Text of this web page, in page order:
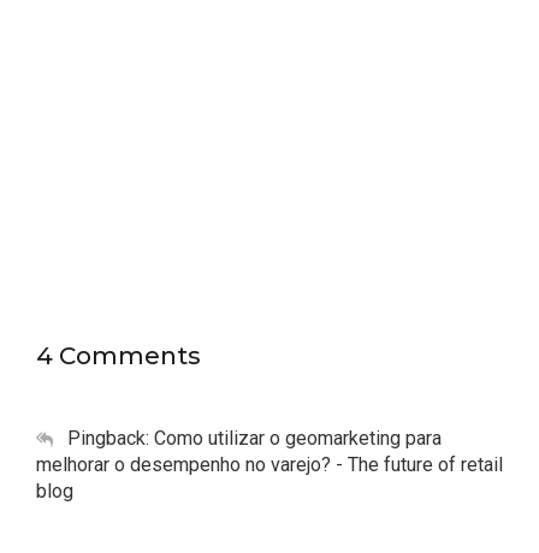
4 Comments
Pingback: Como utilizar o geomarketing para
melhorar o desempenho no varejo?​ - The future of retail
blog